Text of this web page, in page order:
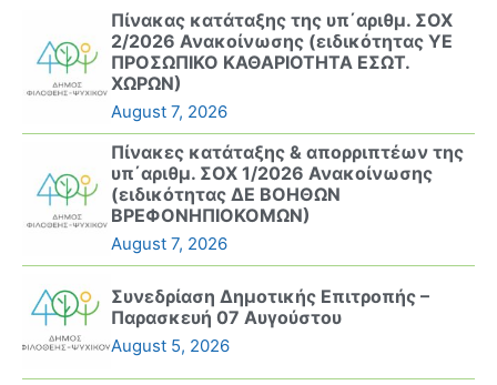
Πίνακας κατάταξης της υπ΄αριθμ. ΣΟΧ
2/2026 Ανακοίνωσης (ειδικότητας ΥΕ
ΠΡΟΣΩΠΙΚΟ ΚΑΘΑΡΙΟΤΗΤΑ ΕΣΩΤ.
ΧΩΡΩΝ)
August 7, 2026
Πίνακες κατάταξης & απορριπτέων της
υπ΄αριθμ. ΣΟΧ 1/2026 Ανακοίνωσης
(ειδικότητας ΔΕ ΒΟΗΘΩΝ
ΒΡΕΦΟΝΗΠΙΟΚΟΜΩΝ)
August 7, 2026
Συνεδρίαση Δημοτικής Επιτροπής –
Παρασκευή 07 Αυγούστου
August 5, 2026